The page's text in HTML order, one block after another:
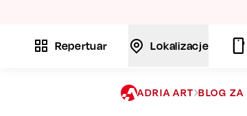
Repertuar Lokalizacje
ADRIA ART BLOG